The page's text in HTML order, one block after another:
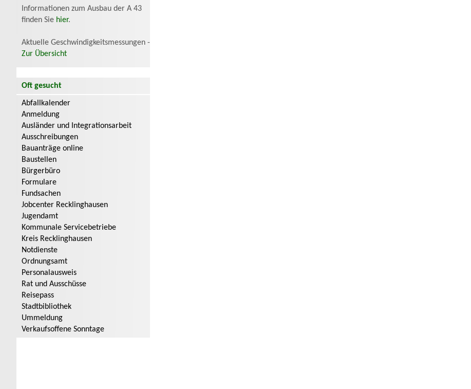
Informationen zum Ausbau der A 43
finden Sie hier.
Aktuelle Geschwindigkeitsmessungen -
Zur Übersicht
Oft gesucht
Abfallkalender
Anmeldung
Ausländer und Integrationsarbeit
Ausschreibungen
Bauanträge online
Baustellen
Bürgerbüro
Formulare
Fundsachen
Jobcenter Recklinghausen
Jugendamt
Kommunale Servicebetriebe
Kreis Recklinghausen
Notdienste
Ordnungsamt
Personalausweis
Rat und Ausschüsse
Reisepass
Stadtbibliothek
Ummeldung
Verkaufsoffene Sonntage